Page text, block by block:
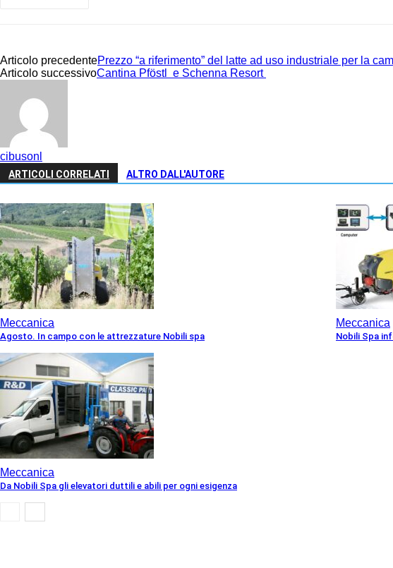
Articolo precedentePrezzo “a riferimento” del latte ad uso industriale per la
Articolo successivoCantina Pföstl e Schenna Resort
cibusonl
ARTICOLI CORRELATI ALTRO DALL'AUTORE
Meccanica
Agosto. In campo con le attrezzature Nobili spa
Meccanica
Nobili Spa
Meccanica
Da Nobili Spa gli elevatori duttili e abili per ogni esigenza